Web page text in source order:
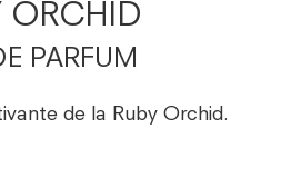
ORCHID
PARFUM
de la Ruby Orchid.